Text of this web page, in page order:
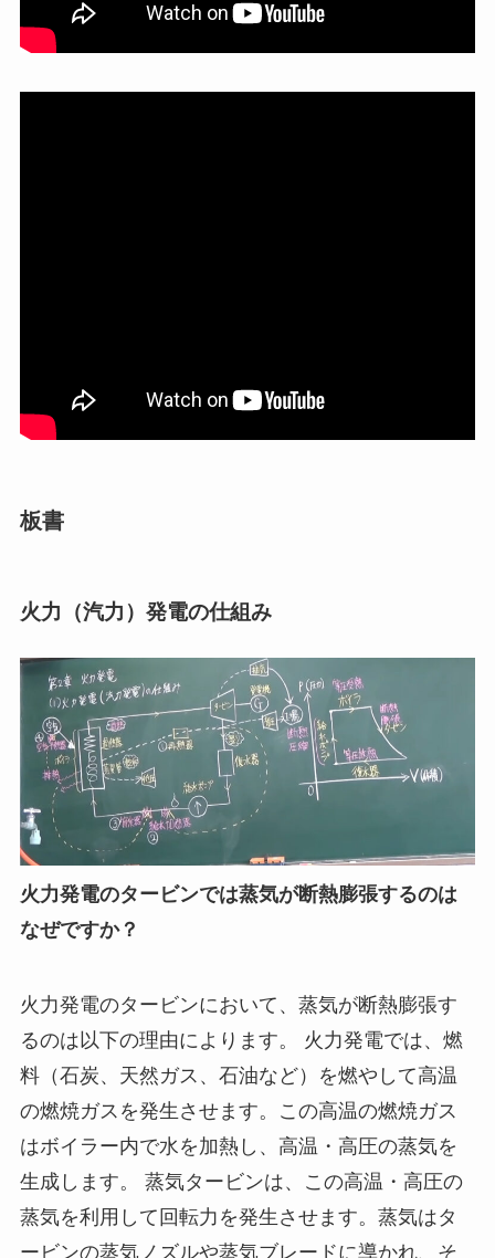
板書
火力（汽力）発電の仕組み
火力発電のタービンでは蒸気が断熱膨張するのは
なぜですか？
火力発電のタービンにおいて、蒸気が断熱膨張す
るのは以下の理由によります。 火力発電では、燃
料（石炭、天然ガス、石油など）を燃やして高温
の燃焼ガスを発生させます。この高温の燃焼ガス
はボイラー内で水を加熱し、高温・高圧の蒸気を
生成します。 蒸気タービンは、この高温・高圧の
蒸気を利用して回転力を発生させます。蒸気はタ
ービンの蒸気ノズルや蒸気ブレードに導かれ、そ